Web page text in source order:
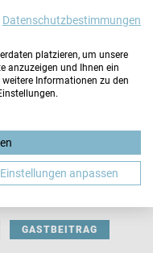
BEWERBUNG
GASTBEITRAG
Datenschutzbestimmungen
platzieren, um unsere
anzuzeigen und Ihnen ein
Informationen zu den
Einstellungen anpassen